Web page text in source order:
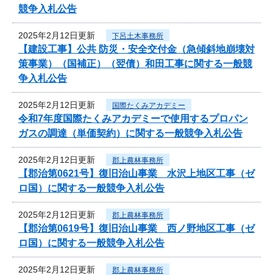
競争入札公告
2025年2月12日更新 下呂土木事務所
【建設工事】公共 防災・安全交付金（急傾斜地崩壊対
策事業）（国補正）（翌債）和田工事に関する一般競
争入札公告
2025年2月12日更新 国際たくみアカデミー
令和7年度国際たくみアカデミーで使用するプロパン
ガスの調達（単価契約）に関する一般競争入札公告
2025年2月12日更新 郡上農林事務所
【郡治第0621号】復旧治山事業 水沢上地区工事（ゼ
ロ国）に関する一般競争入札公告
2025年2月12日更新 郡上農林事務所
【郡治第0619号】復旧治山事業 西ノ野地区工事（ゼ
ロ国）に関する一般競争入札公告
2025年2月12日更新 郡上農林事務所